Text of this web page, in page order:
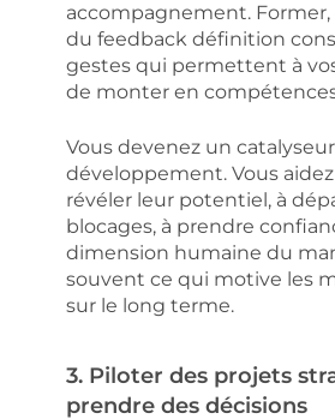
accompagnement.
du feedback définition
gestes qui permettent à
de monter en
Vous devenez un
développement. Vous
révéler leur potentiel, à
blocages, à prendre
dimension humaine du
souvent ce qui motive les
sur le long terme.
3. Piloter des projets
prendre des décisions